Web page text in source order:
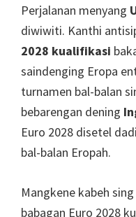
London,
Manchester,
Cardiff,
Taman
Villa
Perjalanan menyang
diwiwiti. Kanthi
2028 kualifikasi
saindenging Eropa
turnamen bal-balan
bebarengan dening
Euro 2028 disetel
bal-balan Eropah.
Mangkene kabeh
babagan Euro 2028